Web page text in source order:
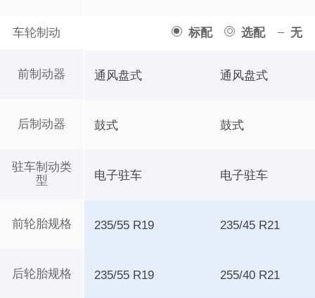
车轮制动 标配 选配 无
前制动器
后制动器
驻车制动类
型
前轮胎规格
后轮胎规格
通风盘式 通风盘式
鼓式 鼓式
电子驻车 电子驻车
235/55 R19 235/45 R21
235/55 R19 255/40 R21